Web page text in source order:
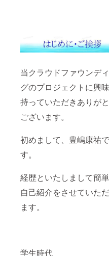
当クラウドファウンデ
グのプロジェクトに興
持っていただきありが
ございます。
初めまして、豊嶋康祐で
す。
経歴といたしまして簡
自己紹介をさせていた
ます。
学生時代